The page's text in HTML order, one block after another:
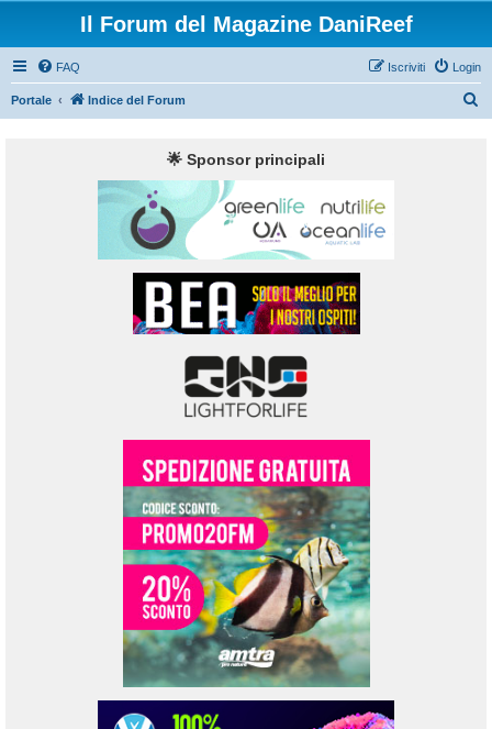
Il Forum del Magazine DaniReef
FAQ Login
Iscriviti
Portale Indice del Forum
🌟 Sponsor principali